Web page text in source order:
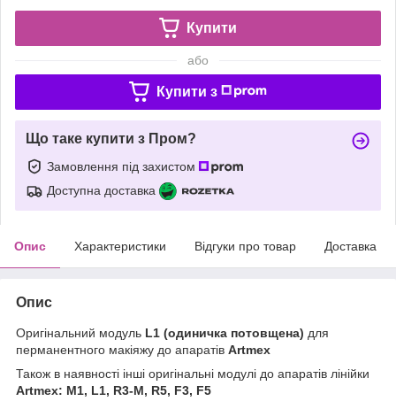
Купити
або
Купити з
Що таке купити з Пром?
Замовлення під захистом
Доступна доставка
Опис Характеристики Відгуки про товар Доставка
Опис
Оригінальний модуль L1 (одиничка потовщена) для
перманентного макіяжу до апаратів Artmex
Також в наявності інші оригінальні модулі до апаратів лінійки
Artmex: M1, L1, R3-M, R5, F3, F5